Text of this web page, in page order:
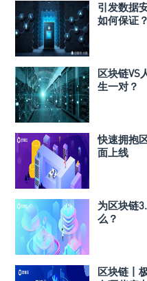
引发数据
如何保证？
区块链VS
生一对？
快速拥抱
面上线
为区块链
么？
区块链丨